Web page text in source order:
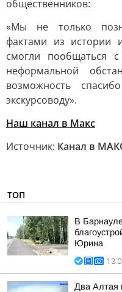
общественников:
«Мы не только
фактами из истории
смогли пообщаться
неформальной
возможность
экскурсоводу».
Наш канал в Макс
Источник: Канал в
ТОП
В
Юрина
Два Алтая